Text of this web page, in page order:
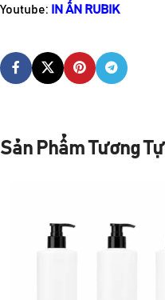
Youtube: IN ẤN RUBIK
Sản Phẩm Tương Tự